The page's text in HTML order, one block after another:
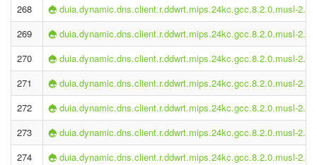
268
duia.dynamic.dns.client.r.ddwrt.mips.24kc.gcc.8.2.0.musl-
269
duia.dynamic.dns.client.r.ddwrt.mips.24kc.gcc.8.2.0.musl-
270
duia.dynamic.dns.client.r.ddwrt.mips.24kc.gcc.8.2.0.musl-
271
duia.dynamic.dns.client.r.ddwrt.mips.24kc.gcc.8.2.0.musl-
272
duia.dynamic.dns.client.r.ddwrt.mips.24kc.gcc.8.2.0.musl-
273
duia.dynamic.dns.client.r.ddwrt.mips.24kc.gcc.8.2.0.musl-
274
duia.dynamic.dns.client.r.ddwrt.mips.24kc.gcc.8.2.0.musl-